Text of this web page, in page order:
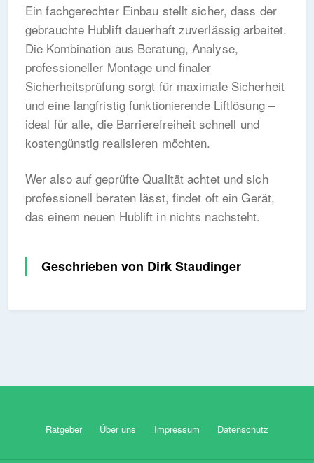
Ein fachgerechter Einbau stellt sicher, dass der
gebrauchte Hublift dauerhaft zuverlässig arbeitet.
Die Kombination aus Beratung, Analyse,
professioneller Montage und finaler
Sicherheitsprüfung sorgt für maximale Sicherheit
und eine langfristig funktionierende Liftlösung –
ideal für alle, die Barrierefreiheit schnell und
kostengünstig realisieren möchten.
Wer also auf geprüfte Qualität achtet und sich
professionell beraten lässt, findet oft ein Gerät,
das einem neuen Hublift in nichts nachsteht.
Geschrieben von Dirk Staudinger
Ratgeber Über uns Impressum Datenschutz